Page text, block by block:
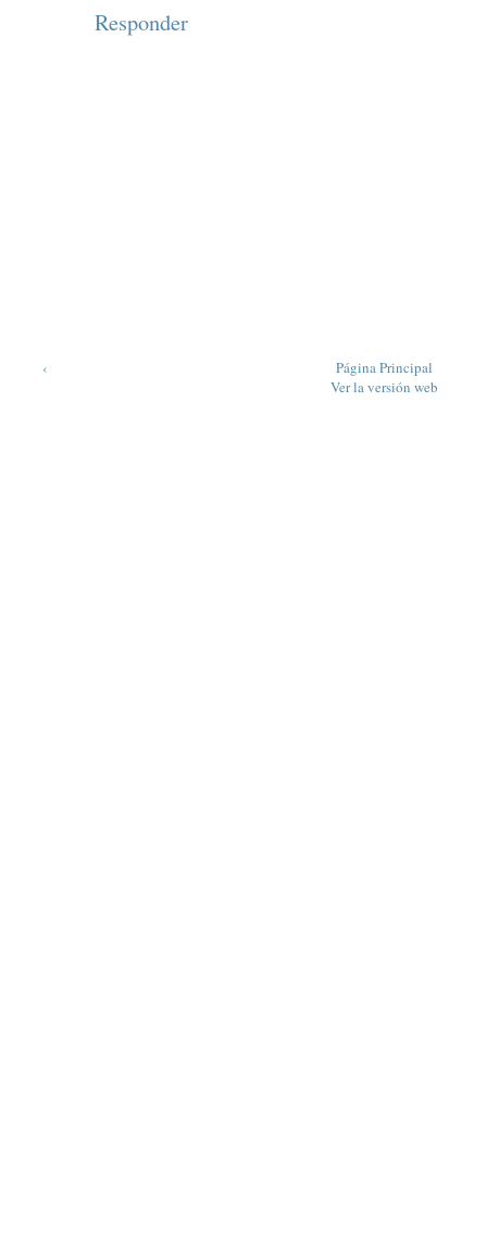
Responder
‹
Página Principal
Ver la versión web